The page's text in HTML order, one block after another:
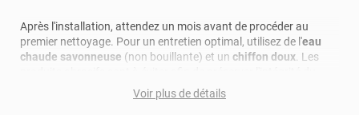
Après l'installation, attendez un mois avant de procéder au
premier nettoyage. Pour un entretien optimal, utilisez de l'eau
chaude savonneuse (non bouillante) et un chiffon doux. Les
Voir plus de détails